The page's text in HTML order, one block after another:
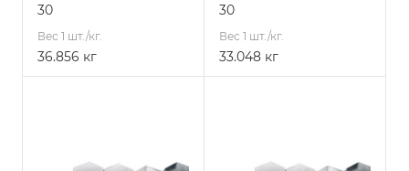
30
Вес 1 шт./кг.
36.856 кг
30
Вес 1 шт./кг.
33.048 кг